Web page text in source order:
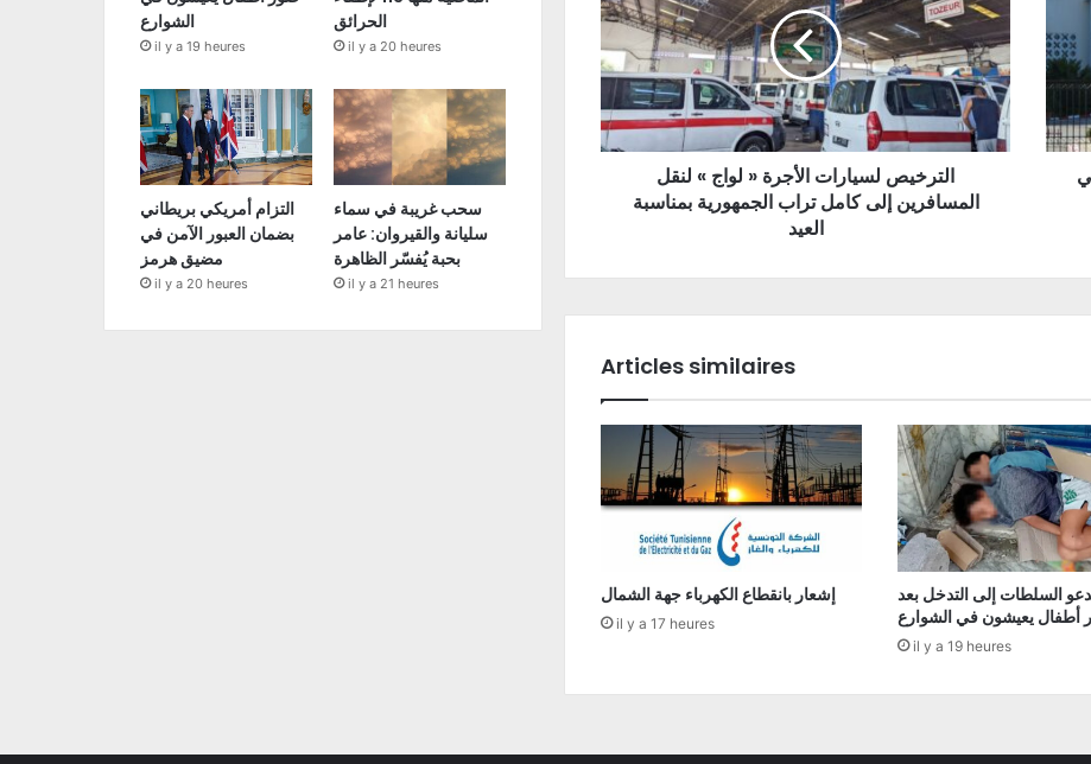
الترخيص لسيارات الأجرة « لواج » لنقل
المسافرين إلى كامل تراب الجمهورية بمناسبة
العيد
Articles similaires
إشعار بانقطاع الكهرباء جهة الشمال
il y a 17 heures
السلطات إلى التدخل بعد
أطفال يعيشون في الشوارع
il y a 19 heures
الشوارع
il y a 19 heures
الحرائق
il y a 20 heures
التزام أمريكي بريطاني
بضمان العبور الآمن في
مضيق هرمز
il y a 20 heures
سحب غريبة في سماء
سليانة والقيروان: عامر
بحبة يُفسّر الظاهرة
il y a 21 heures